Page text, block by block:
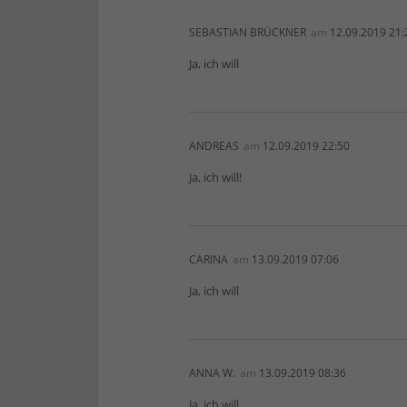
SEBASTIAN BRÜCKNER am 12.09.2019
Ja, ich will
ANDREAS am 12.09.2019 22:50
Ja, ich will!
CARINA am 13.09.2019 07:06
Ja, ich will
ANNA W. am 13.09.2019 08:36